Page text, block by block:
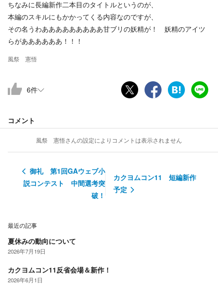
ちなみに長編新作二本目のタイトルというのが、
本編のスキルにもかかってくる内容なのですが、
その名うわあああああああああ甘ブリの妖精が！ 妖精のアイツ
らがああああああ！！！
風祭 憲悟
6件
コメント
風祭 憲悟さんの設定によりコメントは表示されません
御礼 第1回GAウェブ小
説コンテスト 中間選考突
破！
カクヨムコン11 短編新作
予定
最近の記事
夏休みの動向について
2026年7月19日
カクヨムコン11反省会場＆新作！
2026年6月1日